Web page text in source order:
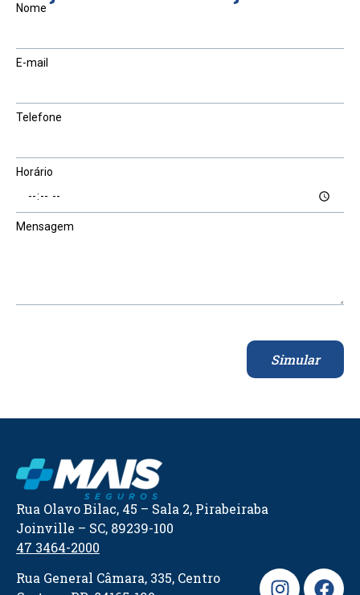
Nome
E-mail
Telefone
Horário
Mensagem
Simular
Rua Olavo Bilac, 45 – Sala 2, Pirabeiraba
Joinville – SC, 89239-100
47 3464-2000
Rua General Câmara, 335, Centro